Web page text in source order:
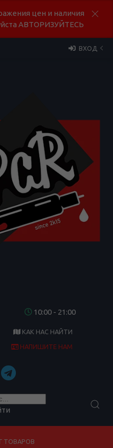
цен и наличия
АВТОРИЗУЙТЕСЬ
ВХОД
10:00 - 21:00
КАК НАС НАЙТИ
НАПИШИТЕ НАМ
ТОВАРОВ